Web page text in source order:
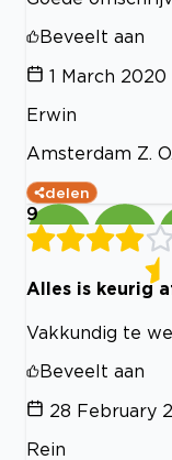
Beveelt aan
1 March 2020
Erwin
Amsterdam Z. O.
delen
9
Alles is keurig
Vakkundig te
Beveelt aan
28 February
Rein